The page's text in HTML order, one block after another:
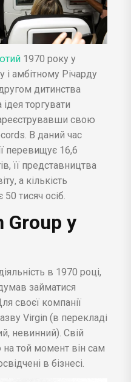
1970 року у
і амбітному Річарду
дитинства
торгувати
свою
В даний час
перевищує 16,6
її представництва
а кількість
тисяч осіб.
Group у
в 1970 році,
займатися
своєї компанії
Virgin (в перекладі
невинний). Свій
на той момент він сам
в бізнесі.